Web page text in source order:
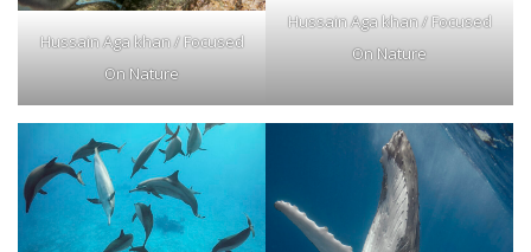
Hussain Aga khan / Focused
On Nature
Hussain Aga khan / Focused
On Nature